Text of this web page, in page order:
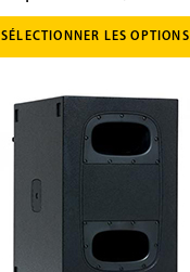
SÉLECTIONNER LES OPTIONS